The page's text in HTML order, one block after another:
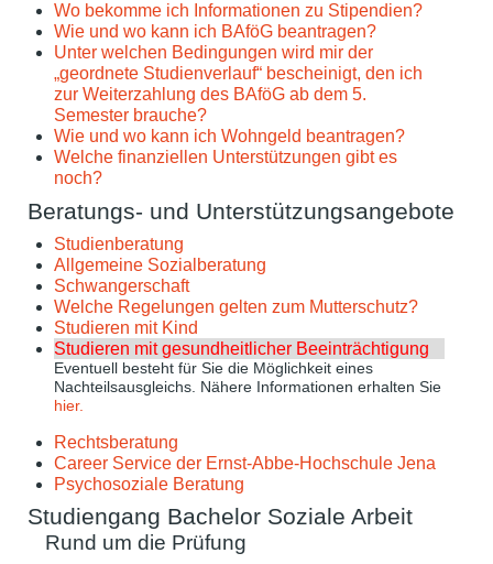
Wo bekomme ich Informationen zu Stipendien?
Wie und wo kann ich BAföG beantragen?
Unter welchen Bedingungen wird mir der
„geordnete Studienverlauf“ bescheinigt, den ich
zur Weiterzahlung des BAföG ab dem 5.
Semester brauche?
Wie und wo kann ich Wohngeld beantragen?
Welche finanziellen Unterstützungen gibt es
noch?
Beratungs- und Unterstützungsangebote
Studienberatung
Allgemeine Sozialberatung
Schwangerschaft
Welche Regelungen gelten zum Mutterschutz?
Studieren mit Kind
Studieren mit gesundheitlicher Beeinträchtigung
Eventuell besteht für Sie die Möglichkeit eines
Nachteilsausgleichs. Nähere Informationen erhalten Sie
hier.
Rechtsberatung
Career Service der Ernst-Abbe-Hochschule Jena
Psychosoziale Beratung
Studiengang Bachelor Soziale Arbeit
Rund um die Prüfung